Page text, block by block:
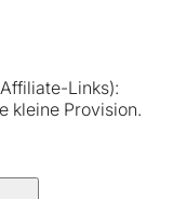
Links):
kleine Provision.